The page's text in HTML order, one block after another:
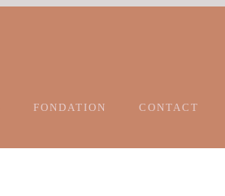
FONDATION CONTACT